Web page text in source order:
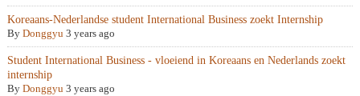
Koreaans-Nederlandse student International Business zoekt Internship
By Donggyu 3 years ago
Student International Business - vloeiend in Koreaans en Nederlands zoekt
internship
By Donggyu 3 years ago